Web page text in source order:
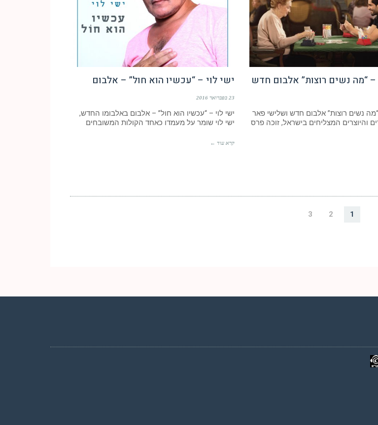
“מה נשים רוצות” אלבום חדש
נשים רוצות” אלבום חדש ושלישי פאר
והיוצרים המצליחים בישראל, זוכה פרס
ישי לוי – “עכשיו הוא חול” – אלבום
23 בפברואר 2016
ישי לוי – “עכשיו הוא חול” – אלבום באלבומו החדש,
ישי לוי שומר על מעמדו כאחד הקולות המשובחים
קרא עוד ←
1
2
3